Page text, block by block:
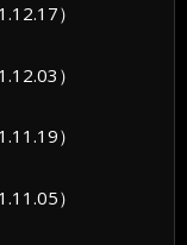
）
）
）
）